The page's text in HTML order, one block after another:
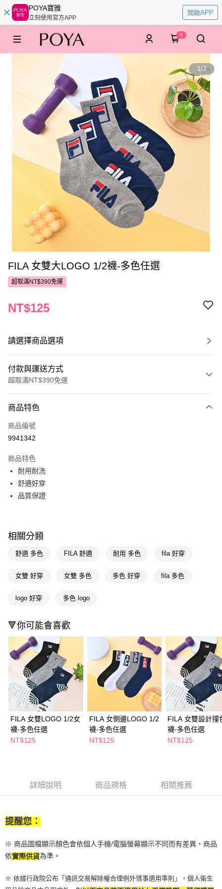
POYA寶雅
立刻使用官方APP
開啟APP
0
1/3
FILA 女雙大LOGO 1/2襪-多色任選
超取滿NT$390免運
NT$125
請選擇商品選項
付款與運送方式
超取滿NT$390免運
POYA支付
信用卡一次付款
LINE Pay
Apple Pay
Google Pay
相關說明
便利好安心！
２．便利：只要手機號碼，簡訊認證，即可結帳。
３．安心：先確認商品／服務後，再付款。
【「AFTEE先享後付」結帳流程】
１．於結帳方式選擇「AFTEE先享後付」後，將跳轉至「AFTEE先享後付」
結帳頁面，進行簡訊認證並確認金額後，即可完成結帳。
２．訂單成立數日內，您將收到繳費通知簡訊。
３．收到繳費通知簡訊後14天內，點擊此簡訊中的連結，可透過四大超商／
ATM／網路銀行／等多元方式進行付款，方視為交易完成。
※ 請注意：結帳手續完成當下不需立刻繳費，但若您需要取消訂單，請聯絡
購買商品的店家。未經商家同意取消之訂單仍視為有效，需透過AFTEE先享
後付繳納相關費用。
※ 交易是否成功請以「AFTEE先享後付 」之結帳頁面顯示為準，若有關於
客戶支援中心」
https://netprotections.freshdesk.com/support/home
易，需依本服務之必要範圍內提供個人資料，並將交易相關給付款項請求債
權轉讓予恩沛科技股份有限公司。
３．未成年的使用者請事先徵得法定代理人或監護人之同意方可使用
「AFTEE先享後付」，若未經同意申辦者引起之損失，本公司不負相關責
４．使用「AFTEE先享後付」時，將依據個別帳號之用戶狀況，依本公司即
時審查核予不同之上限額度；若仍有額度不足之情形，本公司將視審查結果
請求用戶進行身份認證。
恩沛科技股份有限公司將有權停止該用戶之使用額度並採取法律行動。
全家取貨付款
每筆NT$65，滿NT$390(含以上)免運費
付款後全家取貨
每筆NT$65，滿NT$390(含以上)免運費
萊爾富取貨付款
每筆NT$65，滿NT$490(含以上)免運費
付款後萊爾富取貨
每筆NT$65，滿NT$490(含以上)免運費
付款後7-11取貨
宅配(本島)
付款後寶雅門市自取(由倉庫統一出貨)
商品特色
商品編號
9941342
商品特色
耐用耐洗
舒適好穿
品質保證
相關分類
舒適 多色 FILA 舒適 耐用 多色 fila 好穿
女雙 好穿 女雙 多色 多色 好穿 fila 多色
logo 好穿 多色 logo
🔻你可能會喜歡
FILA 女雙LOGO 1/2女
襪-多色任選
NT$125
FILA 女側邊LOGO 1/2
襪-多色任選
NT$125
FILA 女雙設計撞
襪-多色任選
NT$125
詳細說明 商品規格 相關推薦
提醒您：
※ 商品圖檔顯示顏色會依個人手機/電腦螢幕顯示不同而有差異，商品
依實際供貨為準。
※ 依據行政院公布「通訊交易解除權合理例外情事適用準則」，個人衛生